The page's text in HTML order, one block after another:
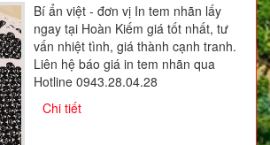
Bí ẩn việt - đơn vị In tem nhãn lấy
ngay tại Hoàn Kiếm giá tốt nhất, tư
vấn nhiệt tình, giá thành cạnh tranh.
Liên hệ báo giá in tem nhãn qua
Hotline 0943.28.04.28
Chi tiết